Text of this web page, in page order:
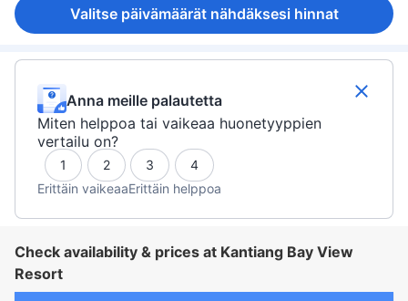
Valitse päivämäärät nähdäksesi hinnat
Anna meille palautetta
Miten helppoa tai vaikeaa huonetyyppien
vertailu on?
1 2 3
4
Erittäin vaikeaaErittäin helppoa
Check availability & prices at Kantiang Bay View
Resort